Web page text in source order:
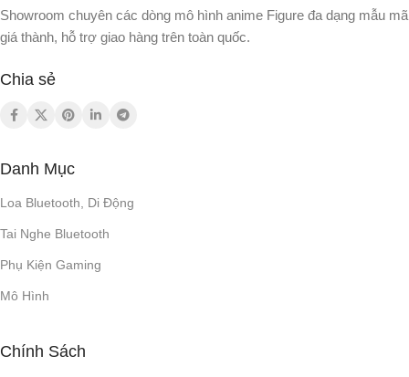
Showroom chuyên các dòng mô hình anime Figure đa dạng mẫu mã
giá thành, hỗ trợ giao hàng trên toàn quốc.
Chia sẻ
Danh Mục
Loa Bluetooth, Di Động
Tai Nghe Bluetooth
Phụ Kiện Gaming
Mô Hình
Chính Sách